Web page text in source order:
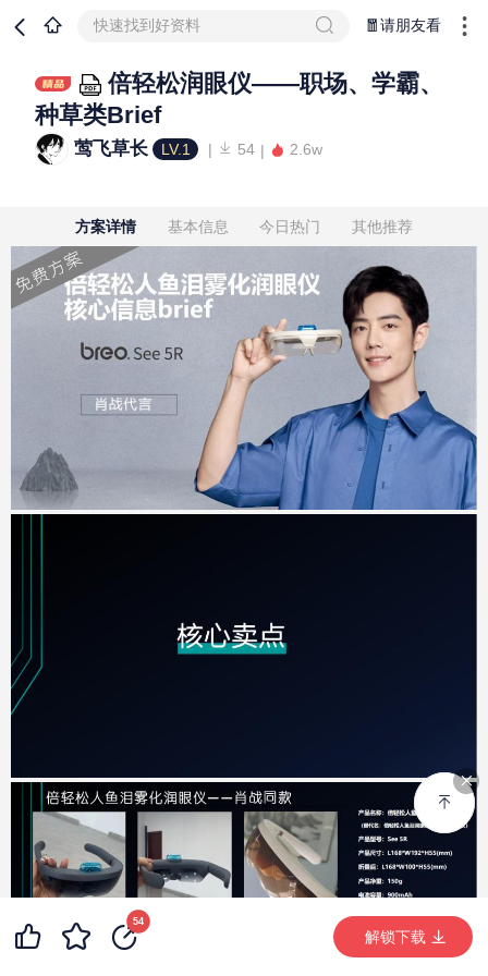
快速找到好资料 🧧请朋友看
倍轻松润眼仪——职场、学霸、
种草类Brief
莺飞草长 LV.1 54 2.6w
方案详情 基本信息 今日热门 其他推荐
99+
解锁下载 (4969次)
54
解锁下载